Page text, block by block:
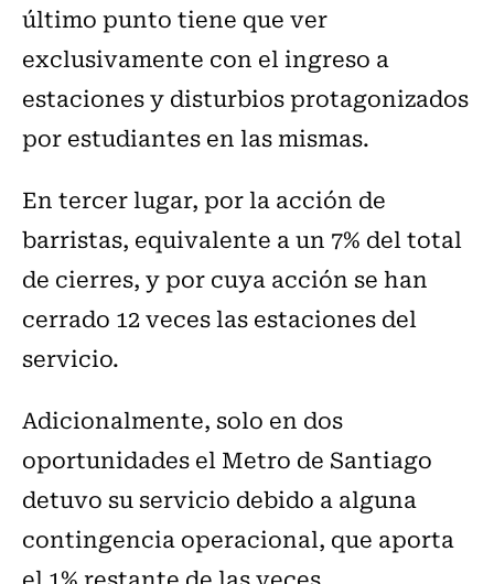
último punto tiene que ver
exclusivamente con el ingreso a
estaciones y disturbios protagonizados
por estudiantes en las mismas.
En tercer lugar, por la acción de
barristas, equivalente a un 7% del total
de cierres, y por cuya acción se han
cerrado 12 veces las estaciones del
servicio.
Adicionalmente, solo en dos
oportunidades el Metro de Santiago
detuvo su servicio debido a alguna
contingencia operacional, que aporta